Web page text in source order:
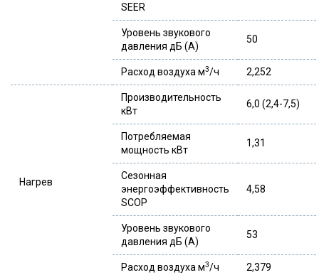
SEER
Уровень звукового
давления дБ (А)
50
Расход воздуха м3/ч 2,252
Нагрев
Производительность
кВт
6,0 (2,4-7,5)
Потребляемая
мощность кВт
1,31
Сезонная
энергоэффективность
SCOP
4,58
Уровень звукового
давления дБ (А)
53
Расход воздуха м3/ч 2,379